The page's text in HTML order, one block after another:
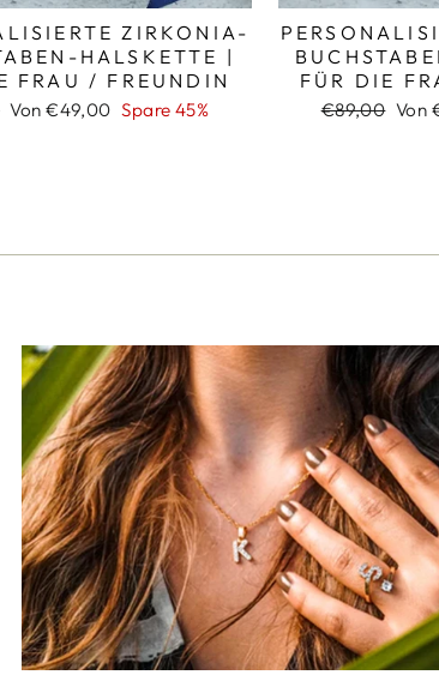
ZIRKONIA-
HALSKETTE |
FRAU / FREUNDIN
Sonderpreis
Von €49,00 Spare 45%
FÜR DIE
Normaler
€89,00 Von